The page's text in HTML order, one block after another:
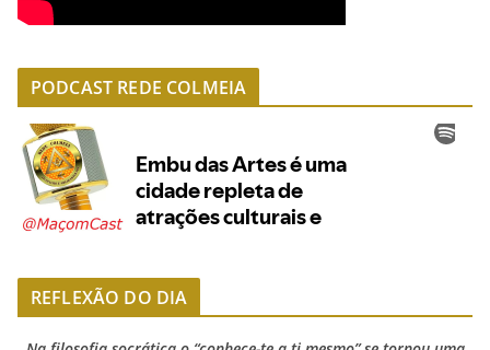
PODCAST REDE COLMEIA
REFLEXÃO DO DIA